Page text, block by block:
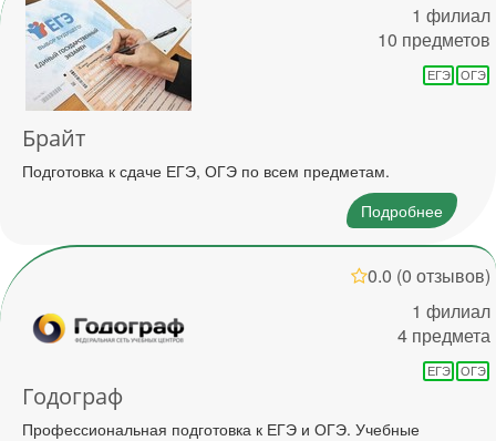
1 филиал
10 предметов
ЕГЭ ОГЭ
Брайт
Подготовка к сдаче ЕГЭ, ОГЭ по всем предметам.
Подробнее
0.0 (0 отзывов)
1 филиал
4 предмета
ЕГЭ ОГЭ
Годограф
Профессиональная подготовка к ЕГЭ и ОГЭ. Учебные